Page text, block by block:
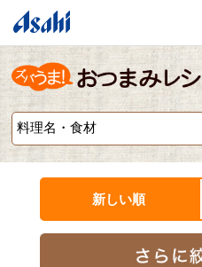
新しい順